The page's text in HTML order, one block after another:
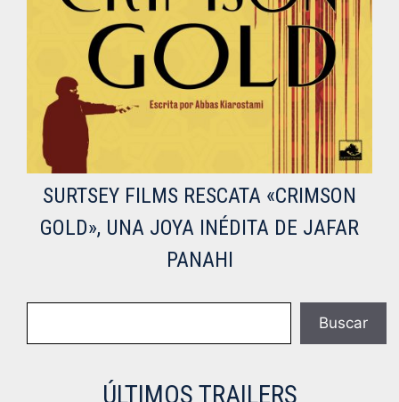
SURTSEY FILMS RESCATA «CRIMSON
GOLD», UNA JOYA INÉDITA DE JAFAR
PANAHI
Buscar
ÚLTIMOS TRAILERS